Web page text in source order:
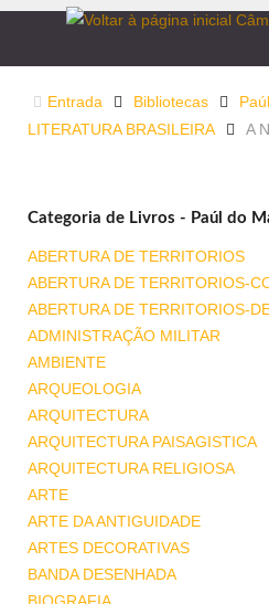
Entrada Bibliotecas
LITERATURA BRASILEIRA
A
Categoria de Livros - Paúl do
ABERTURA DE TERRITORIOS
ABERTURA DE TERRITORIOS-
ABERTURA DE TERRITORIOS-
ADMINISTRAÇÃO MILITAR
AMBIENTE
ARQUEOLOGIA
ARQUITECTURA
ARQUITECTURA PAISAGISTICA
ARQUITECTURA RELIGIOSA
ARTE
ARTE DA ANTIGUIDADE
ARTES DECORATIVAS
BANDA DESENHADA